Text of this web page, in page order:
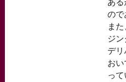
あ
ので
ま
ジ
デ
お
っ